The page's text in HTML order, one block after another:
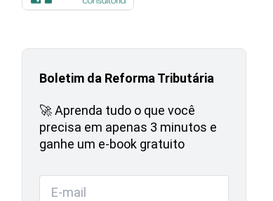
Boletim da Reforma Tributária
🚀 Aprenda tudo o que você
precisa em apenas 3 minutos e
ganhe um e-book gratuito